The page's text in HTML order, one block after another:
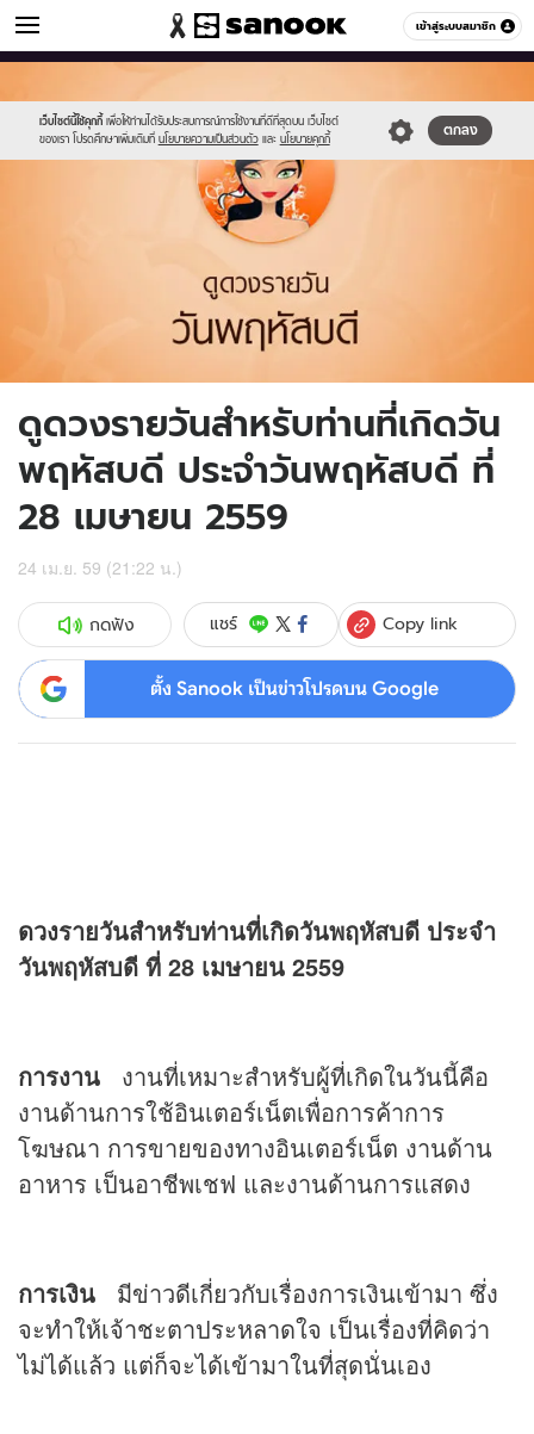
เข้าสู่ระบบสมาชิก
ดูดวง หมวดอื่นๆ
เว็บไซต์นี้ใช้คุกกี้ เพื่อให้ท่านได้รับประสบการณ์การใช้งานที่ดีที่สุดบน เว็บไซต์
ของเรา โปรดศึกษาเพิ่มเติมที่ นโยบายความเป็นส่วนตัว และ นโยบายคุกกี้
ตกลง
//s.isanook.com/sr/0/images/logo-
new-
sanook.png
//s.isanook.com/ho/0/ud/fxd/day/5_thu.jpg
ดูดวงรายวันสำหรับท่านที่เกิดวัน
พฤหัสบดี ประจำวันพฤหัสบดี ที่
28 เมษายน 2559
24 เม.ย. 59 (21:22 น.)
กดฟัง แชร์ Copy link
ตั้ง Sanook เป็นข่าวโปรดบน Google
ดวงรายวันสำหรับท่านที่เกิดวันพฤหัสบดี ประจำ
วันพฤหัสบดี ที่ 28 เมษายน 2559
การงาน งานที่เหมาะสำหรับผู้ที่เกิดในวันนี้คือ
งานด้านการใช้อินเตอร์เน็ตเพื่อการค้าการ
โฆษณา การขายของทางอินเตอร์เน็ต งานด้าน
อาหาร เป็นอาชีพเชฟ และงานด้านการแสดง
การเงิน มีข่าวดีเกี่ยวกับเรื่องการเงินเข้ามา ซึ่ง
จะทำให้เจ้าชะตาประหลาดใจ เป็นเรื่องที่คิดว่า
ไม่ได้แล้ว แต่ก็จะได้เข้ามาในที่สุดนั่นเอง